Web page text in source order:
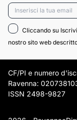
Email*
Cliccando su
nostro sito web
CF/PI e numero
Ravenna:
ISSN 2498-9827